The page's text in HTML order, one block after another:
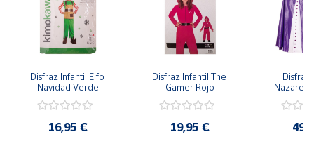
Disfraz Infantil Elfo
Navidad Verde
16,95 €
Disfraz Infantil The
Gamer Rojo
19,95 €
Disfraz